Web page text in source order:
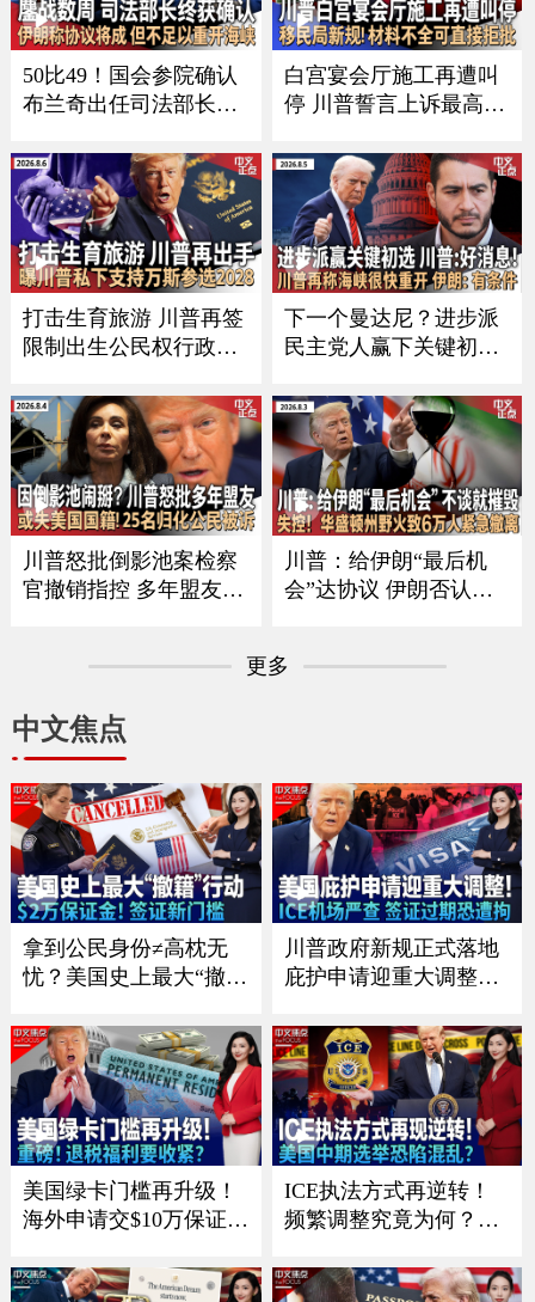
50比49！国会参院确认
布兰奇出任司法部长｜
未包括川普优先事项｜
伊朗称与阿曼接近达成
霍尔木兹海峡协议 但不
足以重开航线｜西班牙
对来自意大利旅客实施
临时边检《中文正点》2
6.8.8
白宫宴会厅施工再遭叫
停 川普誓言上诉最高法
名确认扫除关键障碍｜
意外！全美7月就业减少
2.3万｜移民局新规：材
料不全可直接拒批｜8死
30多伤！泰国突发校园
枪案《中文正点》26.8.7
打击生育旅游 川普再签
限制出生公民权行政令
缺报道 力挺赫格塞斯｜
参院委员会表决认定福
契藐视国会｜麦康奈尔
通报最新健康状况｜曝
川普私下支持万斯选202
8 《中文正点》26.8.6
下一个曼达尼？进步派
民主党人赢下关键初选
木兹海峡很快重开 伊朗
披露协议细节｜川普搭
直升机遇安全事件 FAA
调查｜川普到访前夕 武
装男子在其高尔夫球场
外被捕《中文正点》26.
8.5
川普怒批倒影池案检察
官撤销指控 多年盟友或
史上最大规模！司法部
籍｜非法移民船只船英
吉利海峡起火 157人获
救《中文正点》26.8.4
川普：给伊朗“最后机
会”达协议 伊朗否认正
换来参院支持｜国安部
离《中文正点》26.8.3
更多
中文焦点
拿到公民身份≠高枕无
忧？美国史上最大“撤
华人；川普政府实施签
证新政策！最高需缴2万
美元保证金；罕见！国
务院缩减海外布局 拟关
闭五个使领馆《中文焦
点》8/6/2026
川普政府新规正式落地
庇护申请迎重大调整；I
期恐被当场带走；纽约
移民执法升级！曝皇后
区率先展开搜捕；移民
政策已见成效？美国暴
力犯罪持续下降《中文
焦点》7/30/2026
美国绿卡门槛再升级！
海外申请交$10万保证
要收紧？移民税收抵免
ICE执法方式再逆转！
频繁调整究竟为何？；
非法移民获消费信贷；